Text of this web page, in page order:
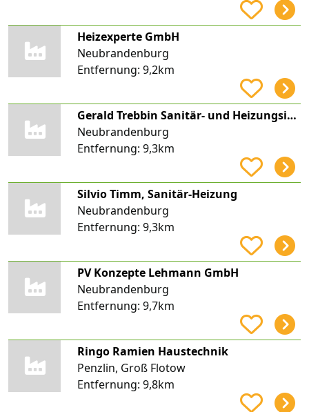
Heizexperte GmbH
Neubrandenburg
Entfernung: 9,2km
Gerald Trebbin Sanitär- und Heizungsinstallation
Neubrandenburg
Entfernung: 9,3km
Silvio Timm, Sanitär-Heizung
Neubrandenburg
Entfernung: 9,3km
PV Konzepte Lehmann GmbH
Neubrandenburg
Entfernung: 9,7km
Ringo Ramien Haustechnik
Penzlin, Groß Flotow
Entfernung: 9,8km